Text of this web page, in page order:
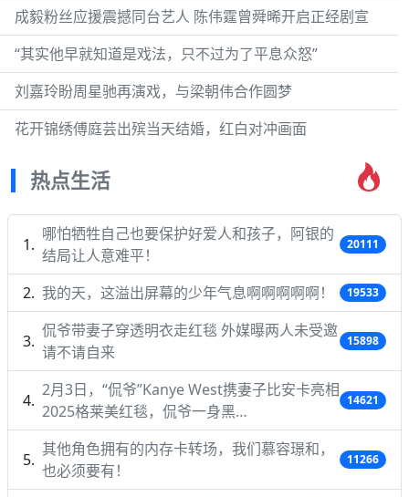
成毅粉丝应援震撼同台艺人 陈伟霆曾舜晞开启正经剧宣
“其实他早就知道是戏法，只不过为了平息众怒”
刘嘉玲盼周星驰再演戏，与梁朝伟合作圆梦
花开锦绣傅庭芸出殡当天结婚，红白对冲画面
热点生活
哪怕牺牲自己也要保护好爱人和孩子，阿银的
结局让人意难平！
20111
我的天，这溢出屏幕的少年气息啊啊啊啊啊！ 19533
侃爷带妻子穿透明衣走红毯 外媒曝两人未受邀
请不请自来
15898
2月3日，“侃爷”Kanye West携妻子比安卡亮相
2025格莱美红毯，侃爷一身黑…
14621
其他角色拥有的内存卡转场，我们慕容璟和，
也必须要有！
11266